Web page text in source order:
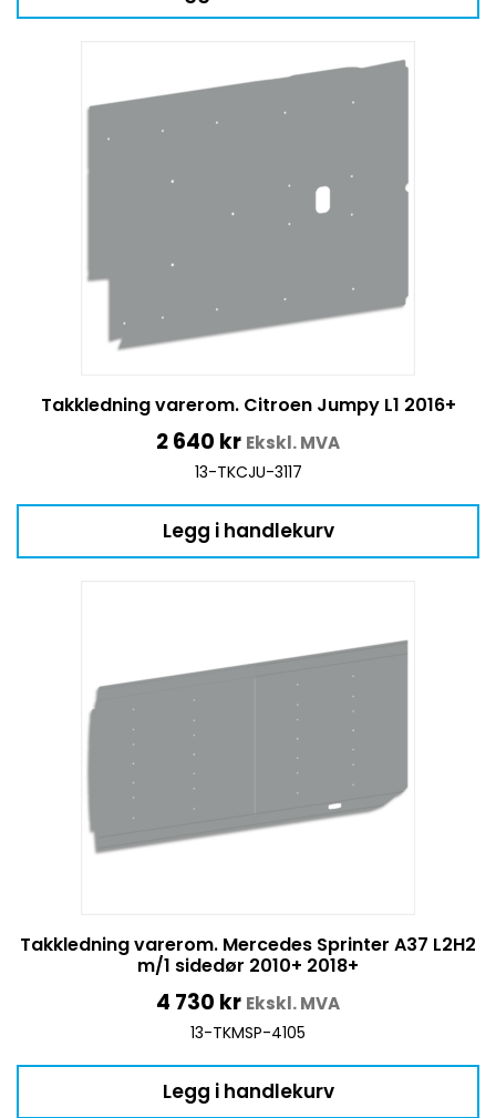
Takkledning varerom. Citroen Jumpy L1 2016+
2 640 kr Ekskl. MVA
13-TKCJU-3117
Legg i handlekurv
Takkledning varerom. Mercedes Sprinter A37 L2H2
m/1 sidedør 2010+ 2018+
4 730 kr Ekskl. MVA
13-TKMSP-4105
Legg i handlekurv